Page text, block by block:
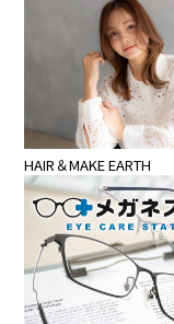
HAIR＆MAKE EARTH